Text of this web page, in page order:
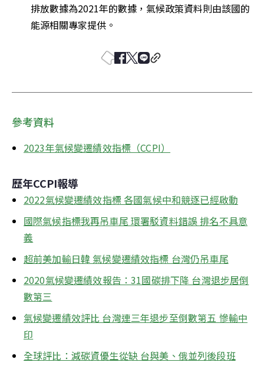
排放數據為2021年的數據，氣候政策資料則由該國的
能源相關專家提供。
參考資料
2023年氣候變遷績效指標（CCPI）
歷年CCPI報導
2022氣候變遷績效指標 各國氣候中和競逐已經啟動
國際氣候指標我再吊車尾 環署駁資料錯誤 排名不具意
義
超前美加輸日韓 氣候變遷績效指標 台灣仍吊車尾
2020氣候變遷績效報告：31國碳排下降 台灣退步居倒
數第三
氣候變遷績效評比 台灣連三年退步至倒數第五 慘輸中
印
全球評比：減碳資優生從缺 台與美、俄並列後段班